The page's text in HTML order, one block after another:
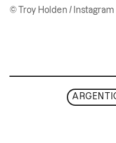
© Troy Holden / Instagram